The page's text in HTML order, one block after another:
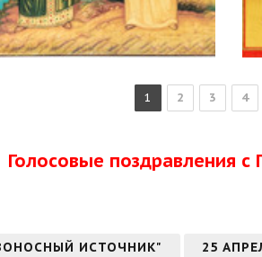
1 2 3 4
Голосовые поздравления
ИСТОЧНИК"
25